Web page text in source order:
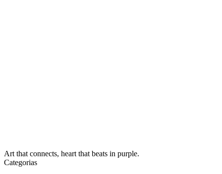
Art that connects, heart that beats in purple.
Categorias